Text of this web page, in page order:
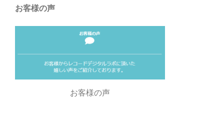
お客様の声
お客様の声